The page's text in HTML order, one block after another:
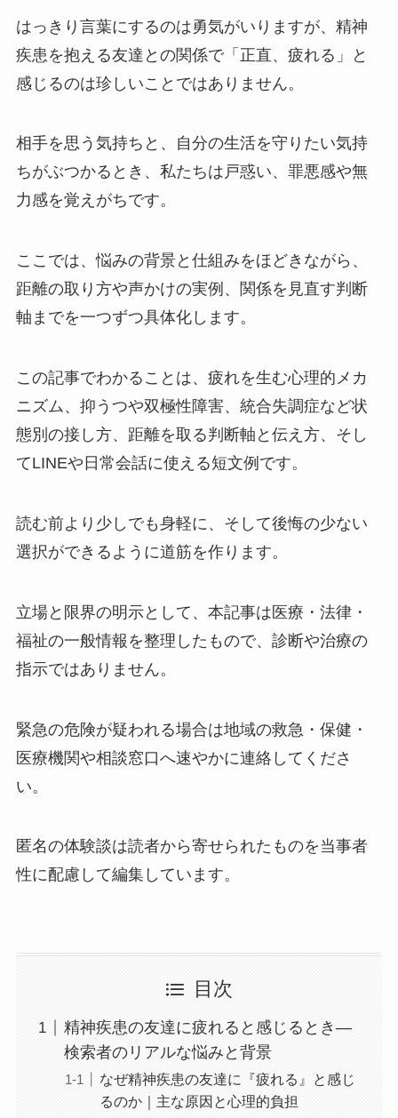
はっきり言葉にするのは勇気がいりますが、精神
疾患を抱える友達との関係で「正直、疲れる」と
感じるのは珍しいことではありません。
相手を思う気持ちと、自分の生活を守りたい気持
ちがぶつかるとき、私たちは戸惑い、罪悪感や無
力感を覚えがちです。
ここでは、悩みの背景と仕組みをほどきながら、
距離の取り方や声かけの実例、関係を見直す判断
軸までを一つずつ具体化します。
この記事でわかることは、疲れを生む心理的メカ
ニズム、抑うつや双極性障害、統合失調症など状
態別の接し方、距離を取る判断軸と伝え方、そし
てLINEや日常会話に使える短文例です。
読む前より少しでも身軽に、そして後悔の少ない
選択ができるように道筋を作ります。
立場と限界の明示として、本記事は医療・法律・
福祉の一般情報を整理したもので、診断や治療の
指示ではありません。
緊急の危険が疑われる場合は地域の救急・保健・
医療機関や相談窓口へ速やかに連絡してくださ
い。
匿名の体験談は読者から寄せられたものを当事者
性に配慮して編集しています。
目次
精神疾患の友達に疲れると感じるとき—
検索者のリアルな悩みと背景
なぜ精神疾患の友達に『疲れる』と感じ
るのか｜主な原因と心理的負担